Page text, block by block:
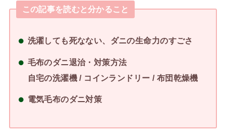
この記事を読むと分かること
洗濯しても死なない、ダニの生命力のすごさ
毛布のダニ退治・対策方法
自宅の洗濯機 / コインランドリー / 布団乾燥機
電気毛布のダニ対策